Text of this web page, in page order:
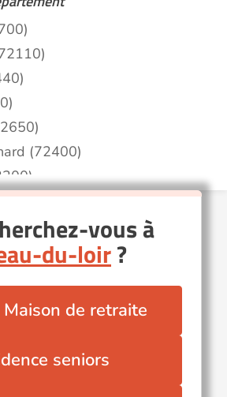
(72400)
(72330)
(72300)
(72610)
vous à
du-loir?
de retraite
seniors